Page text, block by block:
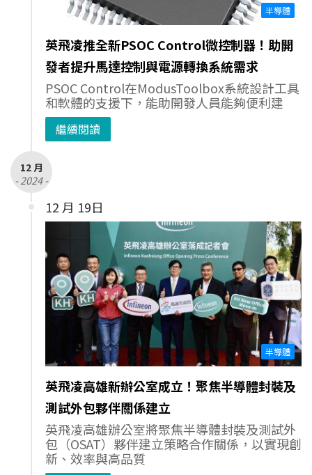
半導體
英飛凌推全新PSOC Control微控制器！助開
發者提升馬達控制與電源轉換系統需求
PSOC Control在ModusToolbox系統設計工具
和軟體的支援下，能助開發人員能夠便利建
繼續閱讀
12 月
- 2024 -
12 月 19日
半導體
英飛凌高雄新辦公室成立！聚焦半導體封裝及
測試外包夥伴關係建立
英飛凌高雄辦公室將聚焦半導體封裝及測試外
包（OSAT）夥伴建立策略合作關係，以實現創
新、效率與高品質